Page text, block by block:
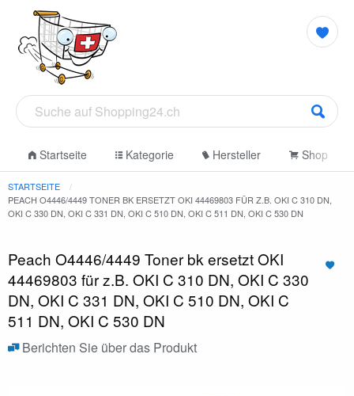
Startseite Kategorie Hersteller Shop
STARTSEITE
PEACH O4446/4449 TONER BK ERSETZT OKI 44469803 FÜR Z.B. OKI C 310 DN,
OKI C 330 DN, OKI C 331 DN, OKI C 510 DN, OKI C 511 DN, OKI C 530 DN
Peach O4446/4449 Toner bk ersetzt OKI
44469803 für z.B. OKI C 310 DN, OKI C 330
DN, OKI C 331 DN, OKI C 510 DN, OKI C
511 DN, OKI C 530 DN
Berichten Sie über das Produkt